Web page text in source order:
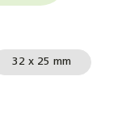
32 x 25 mm